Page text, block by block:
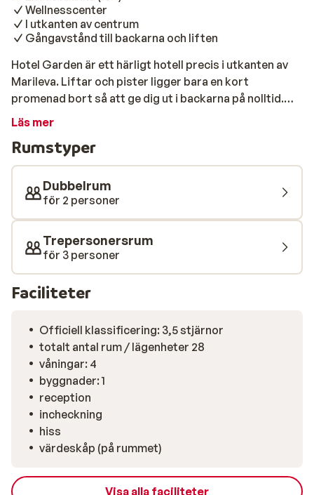
Wellnesscenter
I utkanten av centrum
Gångavstånd till backarna och liften
Hotel Garden är ett härligt hotell precis i utkanten av
Marileva. Liftar och pister ligger bara en kort
promenad bort så att ge dig ut i backarna på nolltid.
Rummen är stora, fina och bekväma. Efter en lång dags
anläggningar. Här hittar du sauna, jacuzzi och ångbad.
Hotellets restaurang mycket god mat och erbjuder
traditionella lokala specialiteter. Kort sagt, du har allt
du behöver för en bra skidsemester.
Läs mer
Rumstyper
Dubbelrum
för 2 personer
Trepersonersrum
för 3 personer
Faciliteter
Officiell klassificering: 3,5 stjärnor
totalt antal rum / lägenheter 28
våningar: 4
byggnader: 1
reception
incheckning
hiss
värdeskåp (på rummet)
Visa alla faciliteter